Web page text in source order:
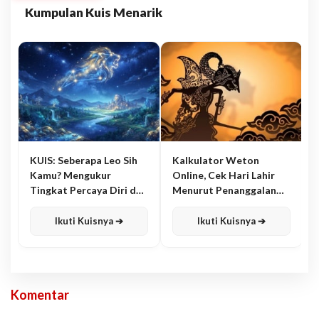
Kumpulan Kuis Menarik
KUIS: Seberapa Leo Sih
Kamu? Mengukur
Tingkat Percaya Diri dan
Ikuti Kuisnya ➔
Kalkulator Weton
Online, Cek Hari Lahir
Menurut Penanggalan
Ikuti Kuisnya ➔
Komentar